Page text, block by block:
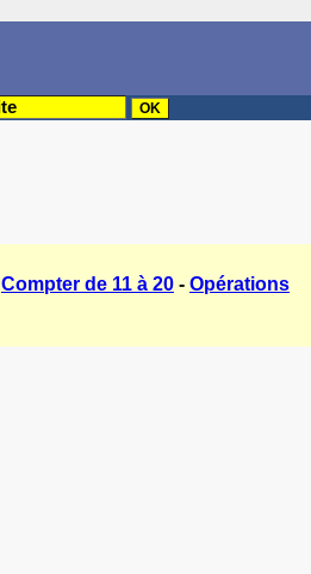
Compter de 11 à 20 - Opérations